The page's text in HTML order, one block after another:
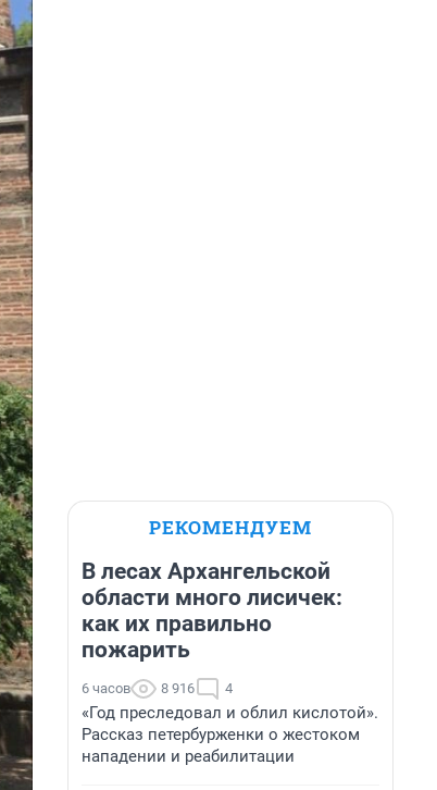
РЕКОМЕНДУЕМ
В лесах Архангельской
области много лисичек:
как их правильно
пожарить
6 часов 8 916 4
«Год преследовал и облил кислотой».
Рассказ петербурженки о жестоком
нападении и реабилитации